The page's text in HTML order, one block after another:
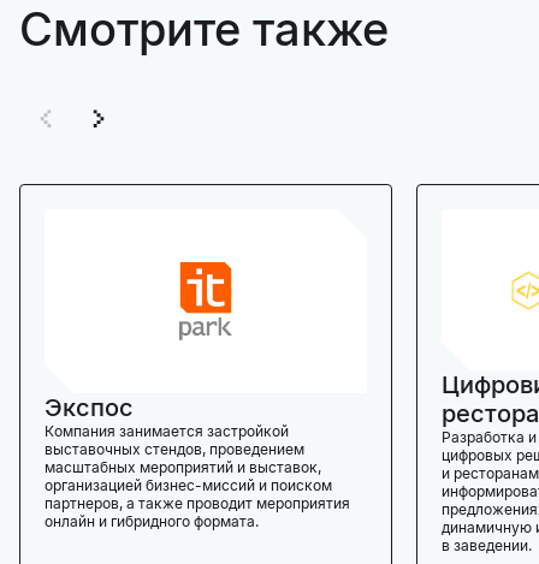
Смотрите также
Экспос
Компания занимается застройкой
выставочных стендов, проведением
масштабных мероприятий и выставок,
организацией бизнес-миссий и поиском
партнеров, а также проводит мероприятия
онлайн и гибридного формата.
Разработка
цифровых
и
динамичную
в заведении.